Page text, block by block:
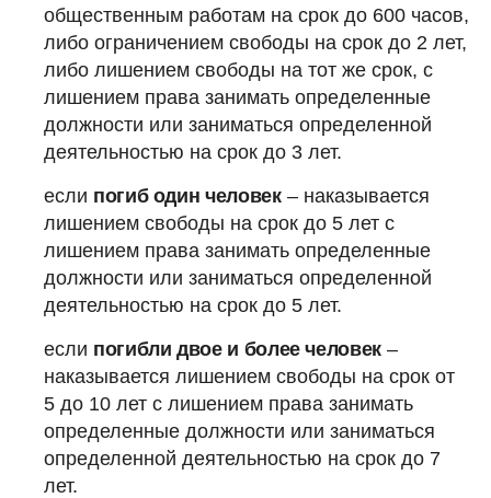
общественным работам на срок до 600 часов,
либо ограничением свободы на срок до 2 лет,
либо лишением свободы на тот же срок, с
лишением права занимать определенные
должности или заниматься определенной
деятельностью на срок до 3 лет.
если погиб один человек– наказывается
лишением свободы на срок до 5 лет с
лишением права занимать определенные
должности или заниматься определенной
деятельностью на срок до 5 лет.
если погибли двое и более человек–
наказывается лишением свободы на срок от
5 до 10 лет с лишением права занимать
определенные должности или заниматься
определенной деятельностью на срок до 7
лет.